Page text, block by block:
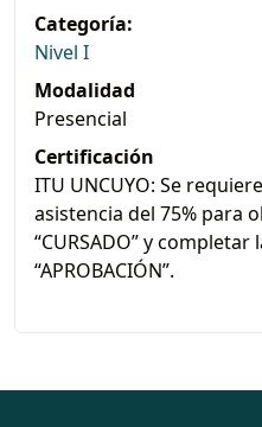
Categoría:
Nivel I
Modalidad
Presencial
Certificación
ITU UNCUYO: Se
asistencia del 75% para
“CURSADO” y
“APROBACIÓN”.